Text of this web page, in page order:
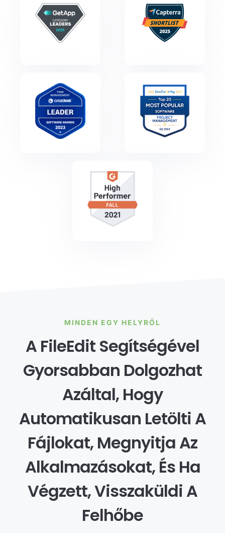
MINDEN EGY HELYRŐL
A FileEdit Segítségével
Gyorsabban Dolgozhat
Azáltal, Hogy
Automatikusan Letölti A
Fájlokat, Megnyitja Az
Alkalmazásokat, És Ha
Végzett, Visszaküldi A
Felhőbe